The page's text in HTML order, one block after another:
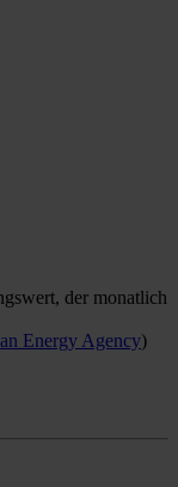
der monatlich
Energy Agency)